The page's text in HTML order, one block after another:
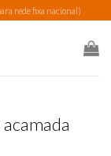
rede fixa nacional)